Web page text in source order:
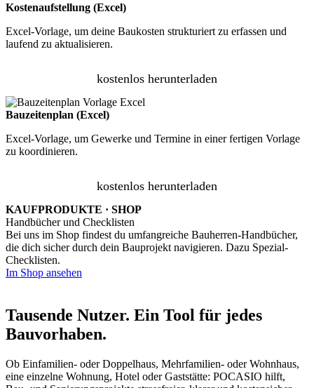
Kostenaufstellung (Excel)
Excel-Vorlage, um deine Baukosten strukturiert zu erfassen und
laufend zu aktualisieren.
kostenlos herunterladen
Bauzeitenplan (Excel)
Excel-Vorlage, um Gewerke und Termine in einer fertigen Vorlage
zu koordinieren.
kostenlos herunterladen
KAUFPRODUKTE · SHOP
Handbücher und Checklisten
Bei uns im Shop findest du umfangreiche Bauherren-Handbücher,
die dich sicher durch dein Bauprojekt navigieren. Dazu Spezial-
Checklisten.
Im Shop ansehen
Tausende Nutzer. Ein Tool für jedes
Bauvorhaben.
Ob Einfamilien- oder Doppelhaus, Mehrfamilien- oder Wohnhaus,
eine einzelne Wohnung, Hotel oder Gaststätte: POCASIO hilft,